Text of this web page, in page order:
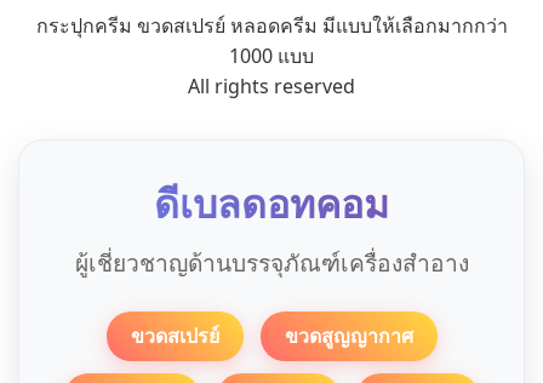
กระปุกครีม ขวดสเปรย์ หลอดครีม มีแบบให้เลือกมากกว่า
1000 แบบ
All rights reserved
ดีเบลดอทคอม
ผู้เชี่ยวชาญด้านบรรจุภัณฑ์เครื่องสำอาง
ขวดสเปรย์ ขวดสูญญากาศ